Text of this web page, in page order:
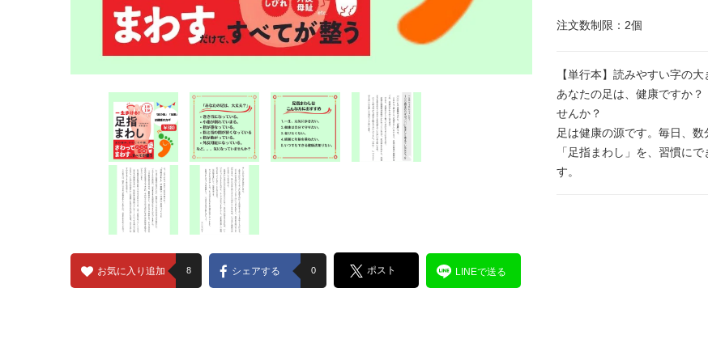
お気に入り追加 8 シェアする 0 ポスト LINEで送る
注文数制限：2個
【単行本】読みやすい字の
あなたの足は、健康ですか
せんか？
足は健康の源です。毎日、数
「足指まわし」を、習慣に
す。